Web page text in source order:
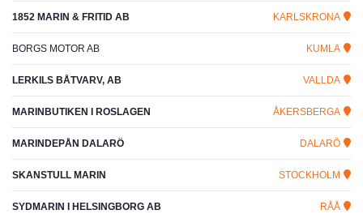
1852 MARIN & FRITID AB KARLSKRONA
BORGS MOTOR AB KUMLA
LERKILS BÅTVARV, AB VALLDA
MARINBUTIKEN I ROSLAGEN ÅKERSBERGA
MARINDEPÅN DALARÖ DALARÖ
SKANSTULL MARIN STOCKHOLM
SYDMARIN I HELSINGBORG AB RÅÅ